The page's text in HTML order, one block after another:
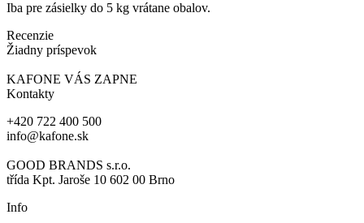
Iba pre zásielky do 5 kg vrátane obalov.
Recenzie
Žiadny príspevok
KAFONE VÁS ZAPNE
Kontakty
+420 722 400 500
info@kafone.sk
GOOD BRANDS s.r.o.
třída Kpt. Jaroše 10 602 00 Brno
Info